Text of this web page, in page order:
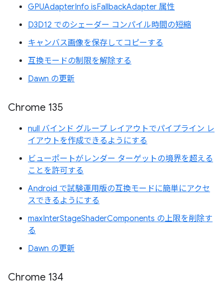
GPUAdapterInfo isFallbackAdapter 属性
D3D12 でのシェーダー コンパイル時間の短縮
キャンバス画像を保存してコピーする
互換モードの制限を解除する
Dawn の更新
Chrome 135
null バインド グループ レイアウトでパイプライン レ
イアウトを作成できるようにする
ビューポートがレンダー ターゲットの境界を超える
ことを許可する
Android で試験運用版の互換モードに簡単にアクセ
スできるようにする
maxInterStageShaderComponents の上限を削除す
る
Dawn の更新
Chrome 134